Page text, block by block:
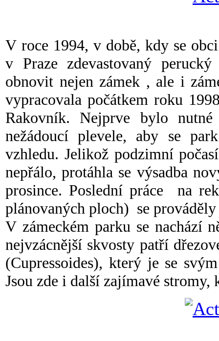
V roce 1994, v době, kdy se
v Praze zdevastovaný
obnovit nejen zámek , ale i
vypracovala počátkem roku
Rakovník. Nejprve bylo
nežádoucí plevele, aby se
vzhledu. Jelikož podzimní
nepřálo, protáhla se výsadba
prosince. Poslední práce na
plánovaných ploch) se
V zámeckém parku se nachází
nejvzácnější skvosty patří
(Cupressoides), který je se
Jsou zde i další zajímavé stromy,